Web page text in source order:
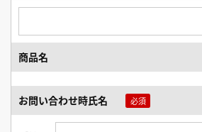
商品名
お問い合わせ時氏名